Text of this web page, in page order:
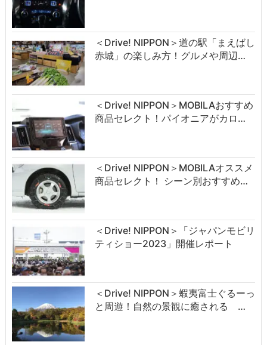
＜Drive! NIPPON＞道の駅「まえばし
赤城」の楽しみ方！グルメや周辺…
＜Drive! NIPPON＞MOBILAおすすめ
商品セレクト！パイオニアがカロ…
＜Drive! NIPPON＞MOBILAオススメ
商品セレクト！ シーン別おすすめ…
＜Drive! NIPPON＞「ジャパンモビリ
ティショー2023」開催レポート
＜Drive! NIPPON＞蝦夷富士ぐるーっ
と周遊！自然の景観に癒される …